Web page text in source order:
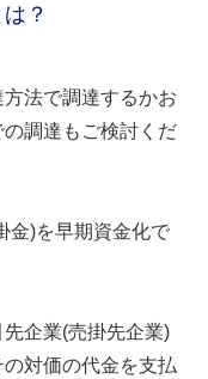
？
法で調達するかお
調達もご検討くだ
金)を早期資金化で
企業(売掛先企業)
対価の代金を支払